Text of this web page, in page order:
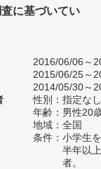
に基づいてい
2016/06/06～
2015/06/25～
2014/05/30～
性別：指定なし
年齢：男性20
地域：全国
条件：小学生
半年以
者。